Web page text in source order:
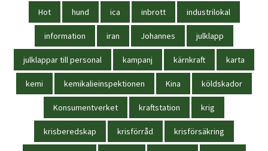
Hot hund ica inbrott industrilokal
information iran Johannes julklapp
julklappar till personal kampanj kärnkraft karta
kemi kemikalieinspektionen Kina köldskador
Konsumentverket kraftstation krig
krisberedskap krisförråd krisförsäkring